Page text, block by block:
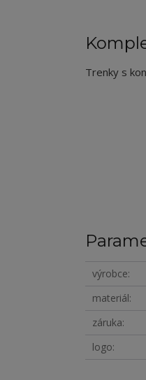
Trenky s
výrobce
materiál
záruka
logo